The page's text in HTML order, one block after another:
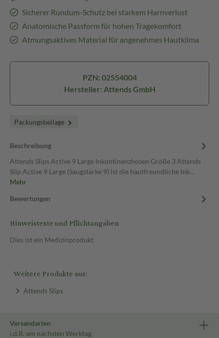
Sicherer Rundum-Schutz bei starkem Harnverlust
Anatomische Passform für hohen Tragekomfort
Atmungsaktives Material für angenehmes Hautklima
PZN: 02554004
Hersteller: Attends GmbH
Packungsbeilage
Beschreibung
Attends Slips Active 9 Large Inkontinenzhosen Größe 3 Attends
Slip Active 9 Large (Saugstärke 9) ist die hautfreundliche Ink…
Mehr
Bewertungen
Hinweistexte und Pflichtangaben
Dies ist ein Medizinprodukt.
Weitere Produkte aus:
Attends Slips
Versandarten
i.d.R. am nächsten Werktag